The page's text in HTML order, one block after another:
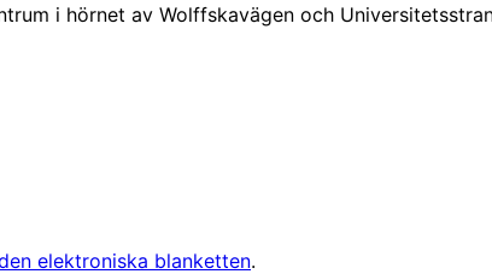
i hörnet av Wolffskavägen och
elektroniska blanketten.